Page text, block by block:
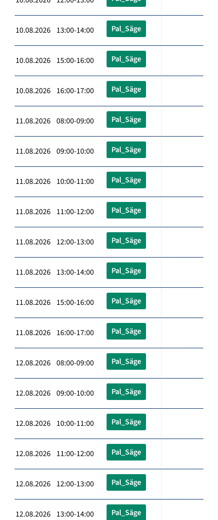
10.08.2026 13:00-14:00 Pal_Säge
10.08.2026 15:00-16:00 Pal_Säge
10.08.2026 16:00-17:00 Pal_Säge
11.08.2026 08:00-09:00 Pal_Säge
11.08.2026 09:00-10:00 Pal_Säge
11.08.2026 10:00-11:00 Pal_Säge
11.08.2026 11:00-12:00 Pal_Säge
11.08.2026 12:00-13:00 Pal_Säge
11.08.2026 13:00-14:00 Pal_Säge
11.08.2026 15:00-16:00 Pal_Säge
11.08.2026 16:00-17:00 Pal_Säge
12.08.2026 08:00-09:00 Pal_Säge
12.08.2026 09:00-10:00 Pal_Säge
12.08.2026 10:00-11:00 Pal_Säge
12.08.2026 11:00-12:00 Pal_Säge
12.08.2026 12:00-13:00 Pal_Säge
12.08.2026 13:00-14:00 Pal_Säge